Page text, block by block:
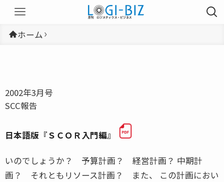
ホーム
2002年3月号
SCC報告
日本語版『ＳＣＯＲ入門編』
いのでしょうか？ 予算計画？ 経営計画？ 中期計
画？ それともリソース計画？ また、 この計画におい